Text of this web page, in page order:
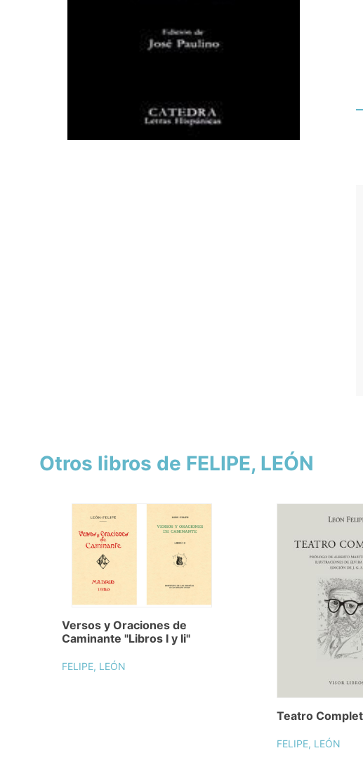
Otros libros de FELIPE, LEÓN
Versos y Oraciones de
Caminante "Libros I y Ii"
FELIPE, LEÓN
Teatro
FELIPE, LEÓN